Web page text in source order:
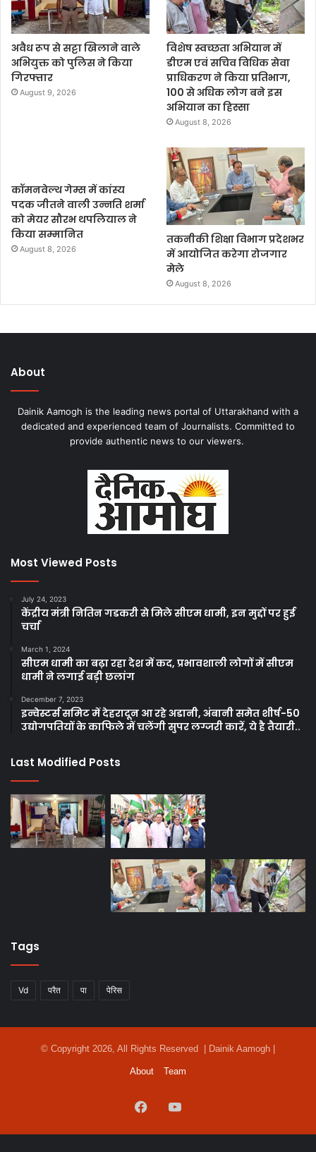
अवैध रूप से सट्टा खिलाने वाले
अभियुक्त को पुलिस ने किया
गिरफ्तार
August 9, 2026
विशेष स्वच्छता अभियान में
डीएम एवं सचिव विधिक सेवा
प्राधिकरण ने किया प्रतिभाग,
100 से अधिक लोग बने इस
अभियान का हिस्सा
August 8, 2026
कॉमनवेल्थ गेम्स में कांस्य
पदक जीतने वाली उन्नति शर्मा
को मेयर सौरभ थपलियाल ने
किया सम्मानित
August 8, 2026
तकनीकी शिक्षा विभाग प्रदेशभर
में आयोजित करेगा रोजगार
मेले
August 8, 2026
About
Dainik Aamogh is the leading news portal of Uttarakhand with a
dedicated and experienced team of Journalists. Committed to
provide authentic news to our viewers.
Most Viewed Posts
July 24, 2023
केंद्रीय मंत्री नितिन गडकरी से मिले सीएम धामी, इन मुद्दों पर हुई
चर्चा
March 1, 2024
सीएम धामी का बढ़ा रहा देश में कद, प्रभावशाली लोगों में सीएम
धामी ने लगाई बड़ी छलांग
December 7, 2023
इन्वेस्टर्स समिट में देहरादून आ रहे अडानी, अंबानी समेत शीर्ष-50
उद्योगपतियों के काफिले में चलेंगी सुपर लग्जरी कारें, ये है तैयारी..
Last Modified Posts
Tags
Vd परैत पा पेरिस
© Copyright 2026, All Rights Reserved | Dainik Aamogh |
About Team
Facebook